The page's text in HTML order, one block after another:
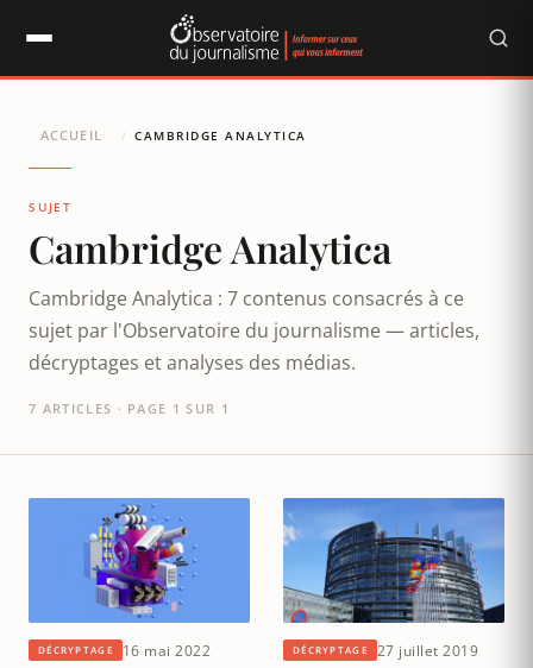
ACCUEIL / CAMBRIDGE ANALYTICA
SUJET
Cambridge Analytica
Cambridge Analytica : 7 contenus consacrés à ce
sujet par l'Observatoire du journalisme — articles,
décryptages et analyses des médias.
7 ARTICLES · PAGE 1 SUR 1
DÉCRYPTAGE 16 mai 2022 DÉCRYPTAGE 27 juillet 2019
Panneau de gestion des cookies